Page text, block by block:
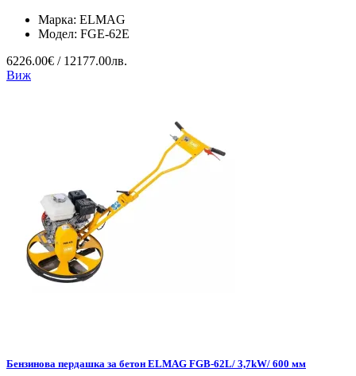
Марка: ELMAG
Модел: FGE-62E
6226.00€ / 12177.00лв.
Виж
Бензинова пердашка за бетон ELMAG FGB-62L/ 3,7kW/ 600 мм